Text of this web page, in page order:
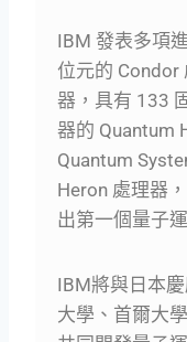
IBM 發表多項
位元的 Condor
器，具有 133
器的 Quantum
Quantum
Heron 處理器
出第一個量子
IBM將與日本
大學、首爾大